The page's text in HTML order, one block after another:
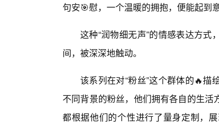
句安🎯慰，一个温暖的拥抱，便能起到
这种“润物细无声”的情感表达方
间，被深深地触动。
该系列在对“粉丝”这个群体的🔥
不同背景的粉丝，他们拥有各自的生
都根据他们的个性进行了量身定制，